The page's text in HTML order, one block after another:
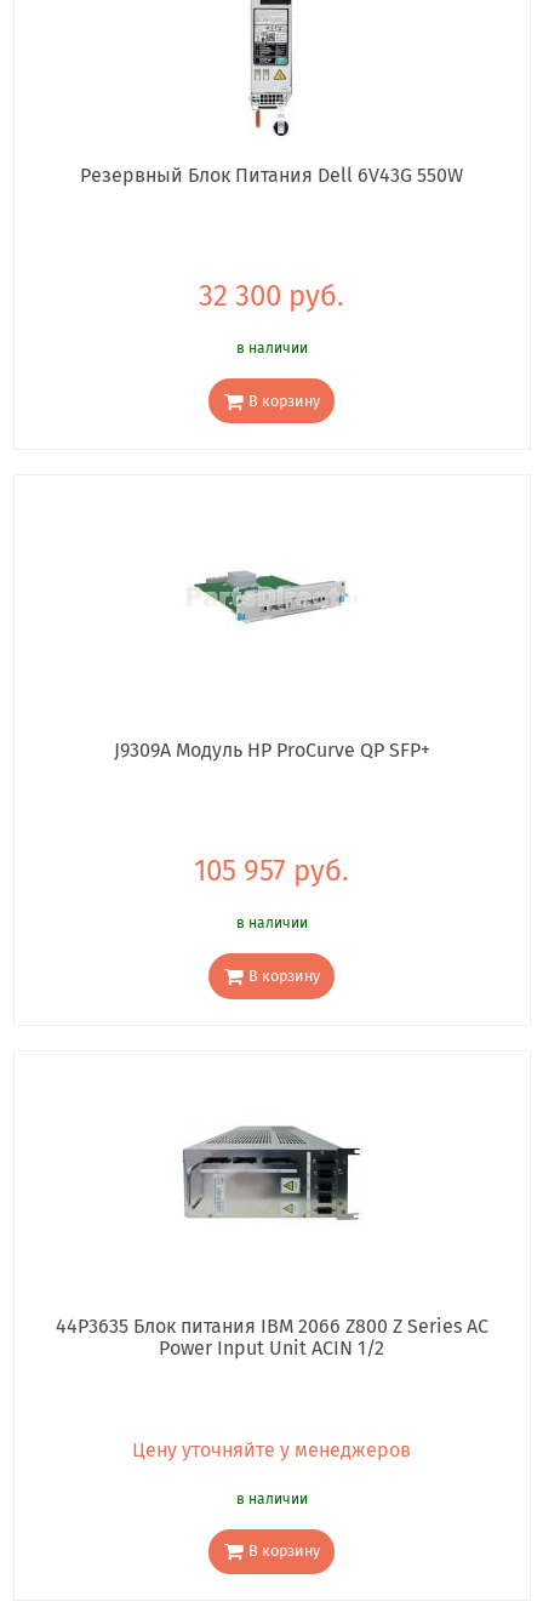
Резервный Блок Питания Dell 6V43G 550W
32 300 руб.
в наличии
В корзину
J9309A Модуль HP ProCurve QP SFP+
105 957 руб.
в наличии
В корзину
44P3635 Блок питания IBM 2066 Z800 Z Series AC
Power Input Unit ACIN 1/2
Цену уточняйте у менеджеров
в наличии
В корзину